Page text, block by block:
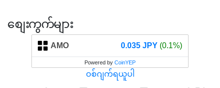
စျေးကွက်များ
AMO 0.035 JPY (0.1%)
Powered by CoinYEP
ဝစ်ဂျက်ရယူပါ